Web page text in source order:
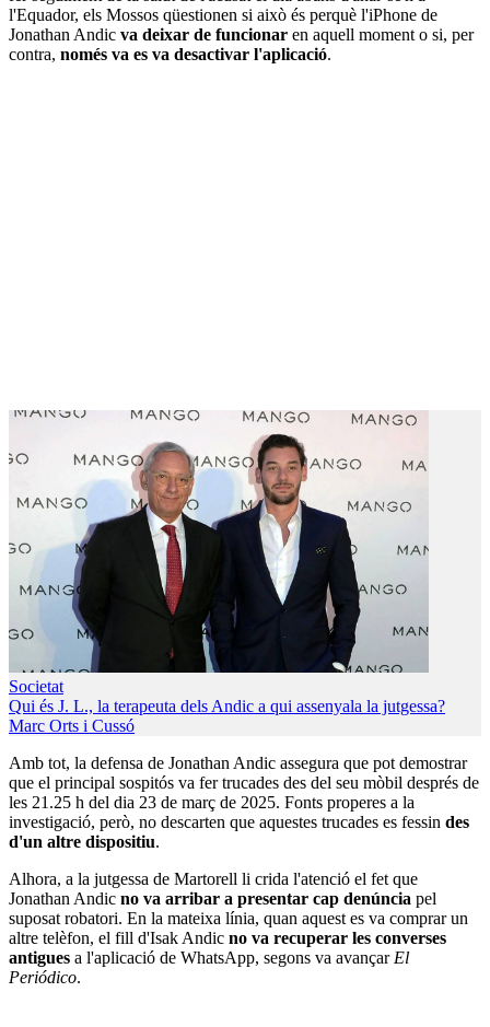
l'Equador, els Mossos qüestionen si això és perquè l'iPhone de
Jonathan Andic va deixar de funcionar en aquell moment o si, per
contra, només va es va desactivar l'aplicació.
Societat
Qui és J. L., la terapeuta dels Andic a qui assenyala la jutgessa?
Marc Orts i Cussó
Amb tot, la defensa de Jonathan Andic assegura que pot demostrar
que el principal sospitós va fer trucades des del seu mòbil després de
les 21.25 h del dia 23 de març de 2025. Fonts properes a la
investigació, però, no descarten que aquestes trucades es fessin des
d'un altre dispositiu.
Alhora, a la jutgessa de Martorell li crida l'atenció el fet que
Jonathan Andic no va arribar a presentar cap denúncia pel
suposat robatori. En la mateixa línia, quan aquest es va comprar un
altre telèfon, el fill d'Isak Andic no va recuperar les converses
antigues a l'aplicació de WhatsApp, segons va avançar El
Periódico.